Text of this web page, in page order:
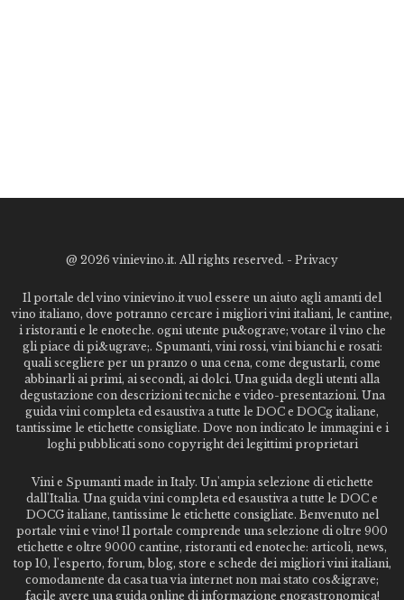
@ 2026 vinievino.it. All rights reserved. - Privacy
Il portale del vino vinievino.it vuol essere un aiuto agli amanti del
vino italiano, dove potranno cercare i migliori vini italiani, le cantine,
i ristoranti e le enoteche. ogni utente pu&ograve; votare il vino che
gli piace di pi&ugrave;. Spumanti, vini rossi, vini bianchi e rosati:
quali scegliere per un pranzo o una cena, come degustarli, come
abbinarli ai primi, ai secondi, ai dolci. Una guida degli utenti alla
degustazione con descrizioni tecniche e video-presentazioni. Una
guida vini completa ed esaustiva a tutte le DOC e DOCg italiane,
tantissime le etichette consigliate. Dove non indicato le immagini e i
loghi pubblicati sono copyright dei legittimi proprietari
Vini e Spumanti made in Italy. Un'ampia selezione di etichette
dall'Italia. Una guida vini completa ed esaustiva a tutte le DOC e
DOCG italiane, tantissime le etichette consigliate. Benvenuto nel
portale vini e vino! Il portale comprende una selezione di oltre 900
etichette e oltre 9000 cantine, ristoranti ed enoteche: articoli, news,
top 10, l'esperto, forum, blog, store e schede dei migliori vini italiani,
comodamente da casa tua via internet non mai stato cos&igrave;
facile avere una guida online di informazione enogastronomica!